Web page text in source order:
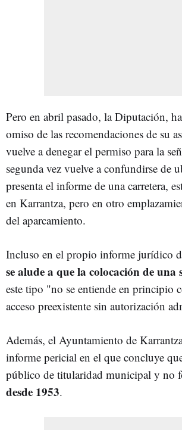
Pero en abril pasado, la Diputación,
omiso de las recomendaciones de su
vuelve a denegar el permiso para la
segunda vez vuelve a confundirse de
presenta el informe de una carretera,
en Karrantza, pero en otro
del aparcamiento.
Incluso en el propio informe jurídico
se alude a que la colocación de una
este tipo "no se entiende en principio
acceso preexistente sin autorización
Además, el Ayuntamiento de
informe pericial en el que concluye
público de titularidad municipal y no
desde 1953.